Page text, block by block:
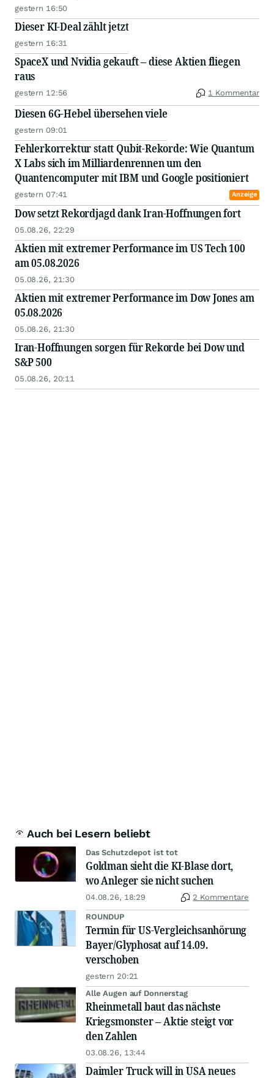
gestern 16:50
Dieser KI-Deal zählt jetzt
gestern 16:31
SpaceX und Nvidia gekauft – diese Aktien fliegen
raus
gestern 12:56 1 Kommentar
Diesen 6G-Hebel übersehen viele
gestern 09:01
Fehlerkorrektur statt Qubit-Rekorde: Wie Quantum
X Labs sich im Milliardenrennen um den
Quantencomputer mit IBM und Google positioniert
gestern 07:41 Anzeige
Dow setzt Rekordjagd dank Iran-Hoffnungen fort
05.08.26, 22:29
Aktien mit extremer Performance im US Tech 100
am 05.08.2026
05.08.26, 21:30
Aktien mit extremer Performance im Dow Jones am
05.08.2026
05.08.26, 21:30
Iran-Hoffnungen sorgen für Rekorde bei Dow und
S&P 500
05.08.26, 20:11
Auch bei Lesern beliebt
Das Schutzdepot ist tot
Goldman sieht die KI-Blase dort,
wo Anleger sie nicht suchen
04.08.26, 18:29 2 Kommentare
ROUNDUP
Termin für US-Vergleichsanhörung
Bayer/Glyphosat auf 14.09.
verschoben
gestern 20:21
Alle Augen auf Donnerstag
Rheinmetall baut das nächste
Kriegsmonster – Aktie steigt vor
den Zahlen
03.08.26, 13:44
Daimler Truck will in USA neues